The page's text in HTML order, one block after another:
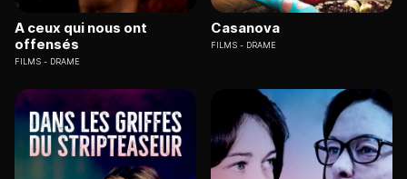
A ceux qui nous ont
offensés
FILMS DRAME
Casanova
FILMS DRAME